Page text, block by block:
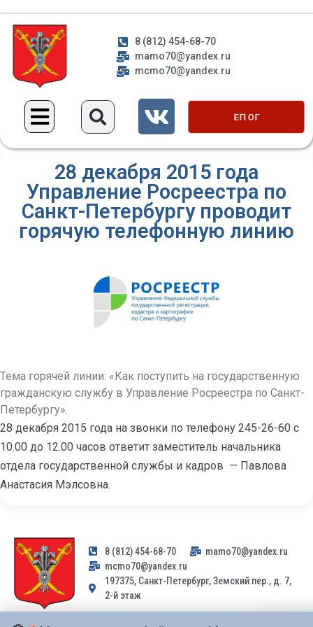
8 (812) 454-68-70
mamo70@yandex.ru
mcmo70@yandex.ru
ЕП ОГ
28 декабря 2015 года
Управление Росреестра по
Санкт-Петербургу проводит
горячую телефонную линию
Тема горячей линии: «Как поступить на государственную
гражданскую службу в Управление Росреестра по Санкт-
Петербургу».
28 декабря 2015 года на звонки по телефону 245-26-60 с
10.00 до 12.00 часов ответит заместитель начальника
отдела государственной службы и кадров — Павлова
Анастасия Мэлсовна.
8 (812) 454-68-70
mamo70@yandex.ru
mcmo70@yandex.ru
197375, Санкт-Петербург, Земский пер., д. 7,
2-й этаж